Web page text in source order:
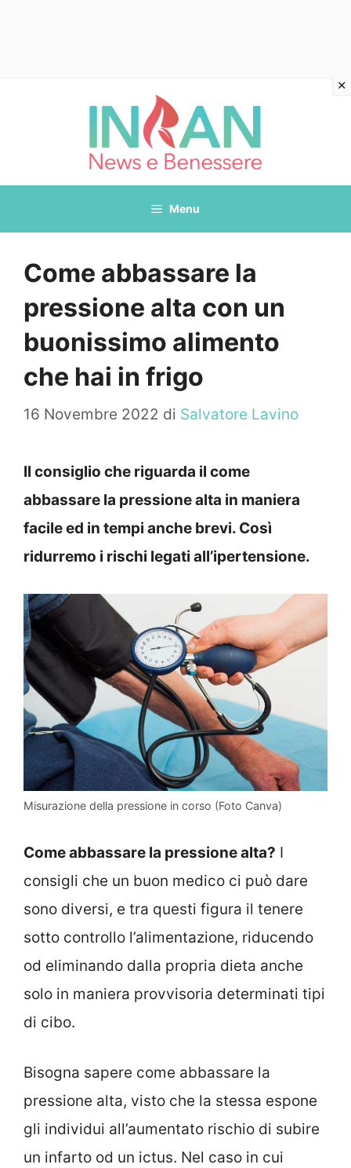
Menu
Come abbassare la
pressione alta con un
buonissimo alimento
che hai in frigo
16 Novembre 2022 di Salvatore Lavino
Il consiglio che riguarda il come
abbassare la pressione alta in maniera
facile ed in tempi anche brevi. Così
ridurremo i rischi legati all’ipertensione.
Misurazione della pressione in corso (Foto Canva)
Come abbassare la pressione alta? I
consigli che un buon medico ci può dare
sono diversi, e tra questi figura il tenere
sotto controllo l’alimentazione, riducendo
od eliminando dalla propria dieta anche
solo in maniera provvisoria determinati tipi
di cibo.
Bisogna sapere come abbassare la
pressione alta, visto che la stessa espone
gli individui all’aumentato rischio di subire
un infarto od un ictus. Nel caso in cui